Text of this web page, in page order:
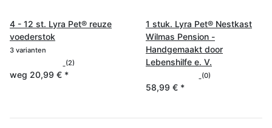
4 - 12 st. Lyra Pet® reuze
voederstok
3 varianten
(2)
weg 20,99 € *
1 stuk. Lyra Pet® Nestkast
Wilmas Pension -
Handgemaakt door
Lebenshilfe e. V.
(0)
58,99 € *